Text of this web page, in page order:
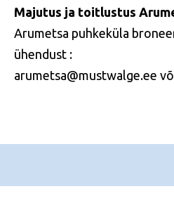
Majutus ja toitlustus
Arumetsa puhkeküla
ühendust :
arumetsa@mustwalge.ee